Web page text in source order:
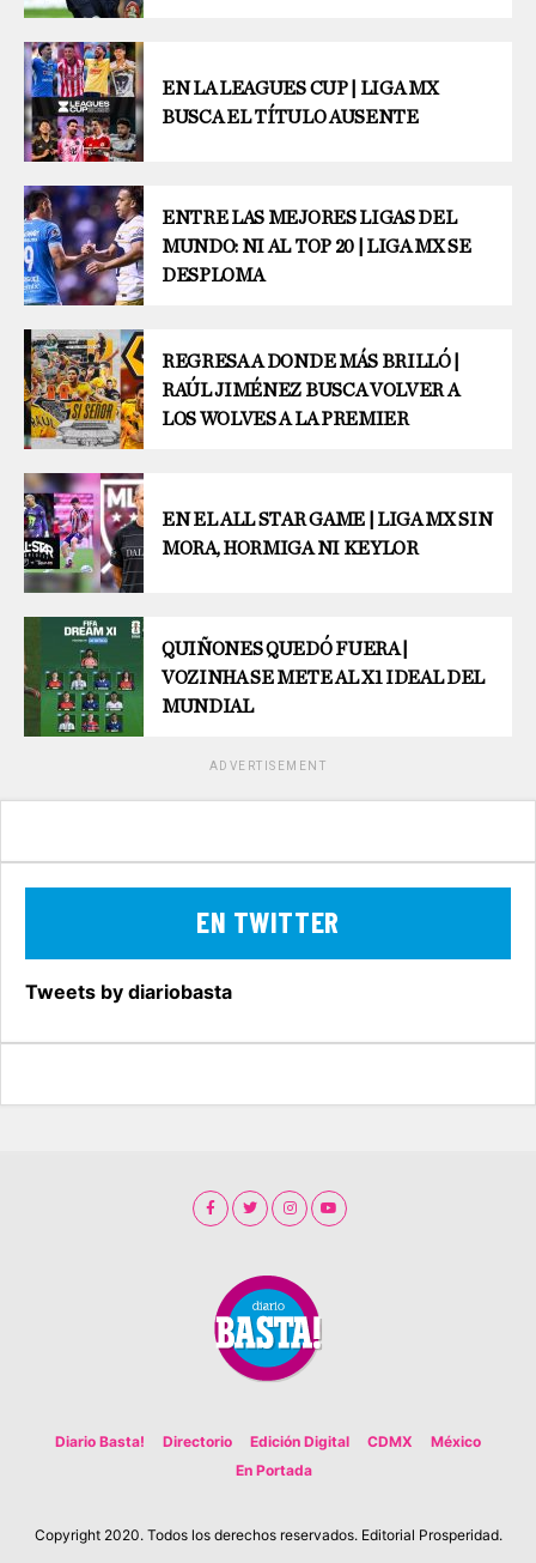
EN LA LEAGUES CUP | LIGA MX
BUSCA EL TÍTULO AUSENTE
ENTRE LAS MEJORES LIGAS DEL
MUNDO: NI AL TOP 20 | LIGA MX SE
DESPLOMA
REGRESA A DONDE MÁS BRILLÓ |
RAÚL JIMÉNEZ BUSCA VOLVER A
LOS WOLVES A LA PREMIER
EN EL ALL STAR GAME | LIGA MX SIN
MORA, HORMIGA NI KEYLOR
QUIÑONES QUEDÓ FUERA |
VOZINHA SE METE AL X1 IDEAL DEL
MUNDIAL
ADVERTISEMENT
EN TWITTER
Tweets by diariobasta
Diario Basta! Directorio Edición Digital CDMX
México
En Portada
Copyright 2020. Todos los derechos reservados. Editorial Prosperidad.